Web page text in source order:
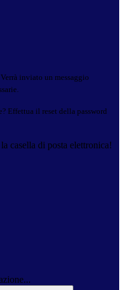
Verrà inviato un messaggio
Effettua il reset della password
casella di posta elettronica!